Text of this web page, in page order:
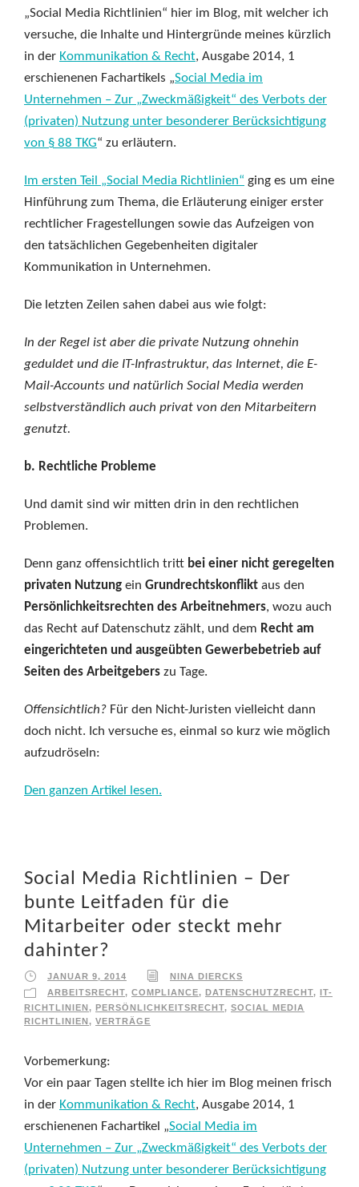
„Social Media Richtlinien“ hier im Blog, mit welcher ich
versuche, die Inhalte und Hintergründe meines kürzlich
in der Kommunikation & Recht, Ausgabe 2014, 1
erschienenen Fachartikels „Social Media im
Unternehmen – Zur „Zweckmäßigkeit“ des Verbots der
(privaten) Nutzung unter besonderer Berücksichtigung
von § 88 TKG“ zu erläutern.
Im ersten Teil „Social Media Richtlinien“ ging es um eine
Hinführung zum Thema, die Erläuterung einiger erster
rechtlicher Fragestellungen sowie das Aufzeigen von
den tatsächlichen Gegebenheiten digitaler
Kommunikation in Unternehmen.
Die letzten Zeilen sahen dabei aus wie folgt:
In der Regel ist aber die private Nutzung ohnehin
geduldet und die IT-Infrastruktur, das Internet, die E-
Mail-Accounts und natürlich Social Media werden
selbstverständlich auch privat von den Mitarbeitern
genutzt.
b. Rechtliche Probleme
Und damit sind wir mitten drin in den rechtlichen
Problemen.
Denn ganz offensichtlich tritt bei einer nicht geregelten
privaten Nutzung ein Grundrechtskonflikt aus den
Persönlichkeitsrechten des Arbeitnehmers, wozu auch
das Recht auf Datenschutz zählt, und dem Recht am
eingerichteten und ausgeübten Gewerbebetrieb auf
Seiten des Arbeitgebers zu Tage.
Offensichtlich? Für den Nicht-Juristen vielleicht dann
doch nicht. Ich versuche es, einmal so kurz wie möglich
aufzudröseln:
Den ganzen Artikel lesen.
Social Media Richtlinien – Der
bunte Leitfaden für die
Mitarbeiter oder steckt mehr
dahinter?
JANUAR 9, 2014
NINA DIERCKS
ARBEITSRECHT, COMPLIANCE, DATENSCHUTZRECHT,
IT-
RICHTLINIEN, PERSÖNLICHKEITSRECHT, SOCIAL MEDIA
RICHTLINIEN, VERTRÄGE
Vorbemerkung:
Vor ein paar Tagen stellte ich hier im Blog meinen frisch
in der Kommunikation & Recht, Ausgabe 2014, 1
erschienenen Fachartikel „Social Media im
Unternehmen – Zur „Zweckmäßigkeit“ des Verbots der
(privaten) Nutzung unter besonderer Berücksichtigung